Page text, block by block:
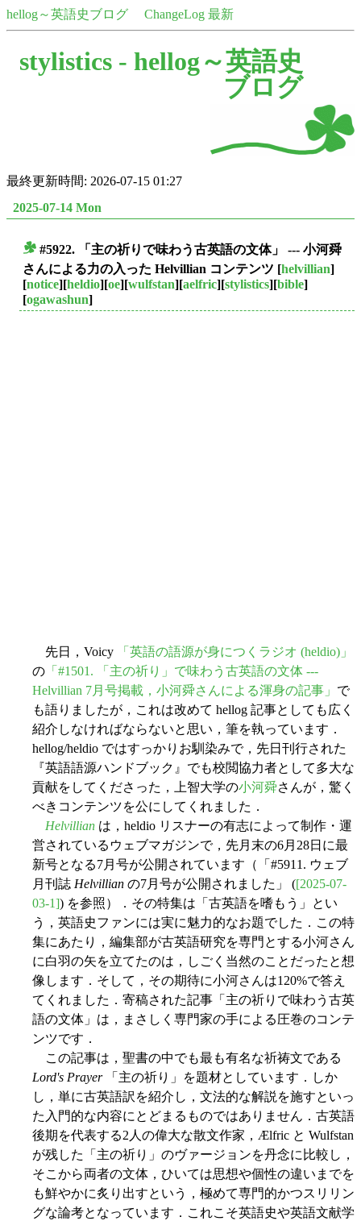
hellog～英語史ブログ ChangeLog 最新
stylistics - hellog～英語史
ブログ
最終更新時間: 2026-07-15 01:27
2025-07-14 Mon
#5922. 「主の祈りで味わう古英語の文体」 --- 小河舜
さんによる力の入った Helvillian コンテンツ [helvillian]
[notice][heldio][oe][wulfstan][aelfric][stylistics][bible]
[ogawashun]
先日，Voicy
「英語の語源が身につくラジオ (heldio)」
の 「#1501. 「主の祈り」で味わう古英語の文体 ---
Helvillian 7月号掲載，小河舜さんによる渾身の記事」 で
も語りましたが，これは改めて hellog 記事としても広く
紹介しなければならないと思い，筆を執っています．
hellog/heldio ではすっかりお馴染みで，先日刊行された
『英語語源ハンドブック』でも校閲協力者として多大な
貢献をしてくださった，上智大学の小河舜さんが，驚く
べきコンテンツを公にしてくれました．
Helvillian は，heldio リスナーの有志によって制作・運
営されているウェブマガジンで，先月末の6月28日に最
新号となる7月号が公開されています（「#5911. ウェブ
月刊誌 Helvillian の7月号が公開されました」 ([2025-07-
03-1]) を参照）．その特集は「古英語を嗜もう」とい
う，英語史ファンには実に魅力的なお題でした．この特
集にあたり，編集部が古英語研究を専門とする小河さん
に白羽の矢を立てたのは，しごく当然のことだったと想
像します．そして，その期待に小河さんは120%で答え
てくれました．寄稿された記事「主の祈りで味わう古英
語の文体」は，まさしく専門家の手による圧巻のコンテ
ンツです．
この記事は，聖書の中でも最も有名な祈祷文である
Lord's Prayer「主の祈り」を題材としています．しか
し，単に古英語訳を紹介し，文法的な解説を施すといっ
た入門的な内容にとどまるものではありません．古英語
後期を代表する2人の偉大な散文作家，Ælfric と Wulfstan
が残した「主の祈り」のヴァージョンを丹念に比較し，
そこから両者の文体，ひいては思想や個性の違いまでを
も鮮やかに炙り出すという，極めて専門的かつスリリン
グな論考となっています．これこそ英語史や英語文献学